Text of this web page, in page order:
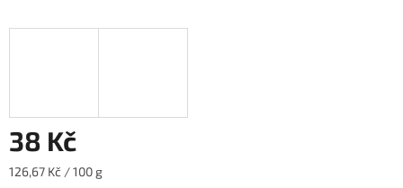
38 Kč
Měrná
126,67 Kč / 100 g